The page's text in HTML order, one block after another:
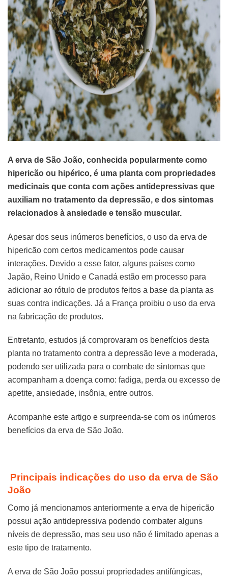
A erva de São João, conhecida popularmente como
hipericão ou hipérico, é uma planta com propriedades
medicinais que conta com ações antidepressivas que
auxiliam no tratamento da depressão, e dos sintomas
relacionados à ansiedade e tensão muscular.
Apesar dos seus inúmeros benefícios, o uso da erva de
hipericão com certos medicamentos pode causar
interações. Devido a esse fator, alguns países como
Japão, Reino Unido e Canadá estão em processo para
adicionar ao rótulo de produtos feitos a base da planta as
suas contra indicações. Já a França proibiu o uso da erva
na fabricação de produtos.
Entretanto, estudos já comprovaram os benefícios desta
planta no tratamento contra a depressão leve a moderada,
podendo ser utilizada para o combate de sintomas que
acompanham a doença como: fadiga, perda ou excesso de
apetite, ansiedade, insônia, entre outros.
Acompanhe este artigo e surpreenda-se com os inúmeros
benefícios da erva de São João.
Principais indicações do uso da erva de São
João
Como já mencionamos anteriormente a erva de hipericão
possui ação antidepressiva podendo combater alguns
níveis de depressão, mas seu uso não é limitado apenas a
este tipo de tratamento.
A erva de São João possui propriedades antifúngicas,